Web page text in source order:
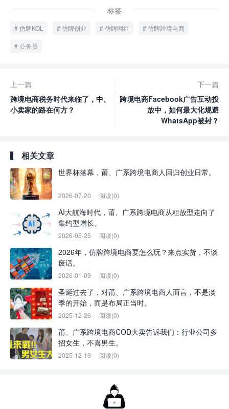
标签
仿牌KOL 仿牌创业 仿牌网红 仿牌跨境电商
公务员
上一篇
跨境电商税务时代来临了，中、
小卖家的路在何方？
下一篇
跨境电商Facebook广告互动投
放中，如何最大化规避
WhatsApp被封？
相关文章
世界杯落幕，莆、广系跨境电商人回归创业日常。
2026-07-20 阅读(0)
AI大航海时代，莆、广系跨境电商从粗放型走向了
集约型增长。
2026-05-25 阅读(0)
2026年，仿牌跨境电商要怎么玩？来点实货，不谈
废话。
2026-01-09 阅读(0)
圣诞过去了，对莆、广系跨境电商人而言，不是淡
季的开始，而是布局正当时。
2025-12-26 阅读(0)
莆、广系跨境电商COD大卖告诉我们：行业公司多
招女生，不喜男生。
2025-12-19 阅读(0)